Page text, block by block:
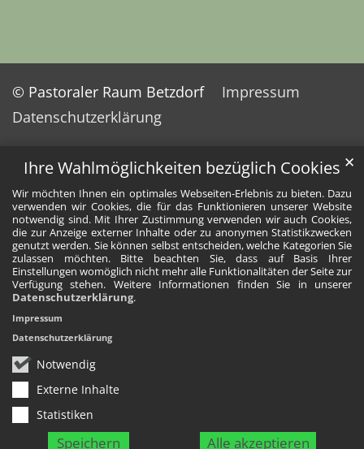
Ihre Wahlmöglichkeiten bezüglich Cookies
Wir möchten Ihnen ein optimales Webseiten-Erlebnis zu bieten. Dazu
verwenden wir Cookies, die für das Funktionieren unserer Website
notwendig sind. Mit Ihrer Zustimmung verwenden wir auch Cookies,
die zur Anzeige externer Inhalte oder zu anonymen Statistikzwecken
genutzt werden. Sie können selbst entscheiden, welche Kategorien Sie
zulassen möchten. Bitte beachten Sie, dass auf Basis Ihrer
Einstellungen womöglich nicht mehr alle Funktionalitäten der Seite zur
Verfügung stehen. Weitere Informationen finden Sie in unserer
Datenschutzerklärung.
Notwendig
Externe Inhalte
Statistiken
Speichern Alle akzeptieren
✕
Impressum
Datenschutzerklärung
© Pastoraler Raum Betzdorf
Impressum
Datenschutzerklärung